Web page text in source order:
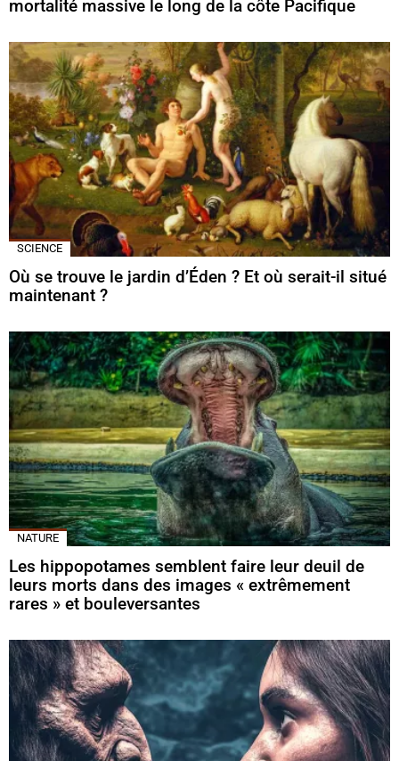
mortalité massive le long de la côte Pacifique
SCIENCE
Où se trouve le jardin d’Éden ? Et où serait-il situé
maintenant ?
NATURE
Les hippopotames semblent faire leur deuil de
leurs morts dans des images « extrêmement
rares » et bouleversantes